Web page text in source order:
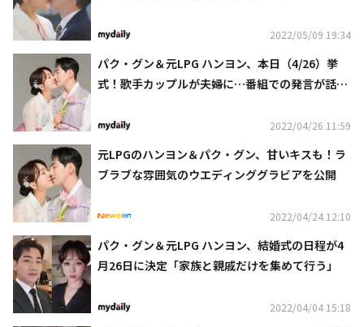
2022/05/09 19:34
パク・グン＆元LPG ハンヨン、本日（4/26）挙
式！歌手カップルが夫婦に…番組での発言が話題
2022/04/26 11:59
元LPGのハンヨン＆パク・グン、甘いキスも！ラ
ブラブな雰囲気のウエディンググラビアを公開
2022/04/24 12:10
パク・グン＆元LPG ハンヨン、結婚式の日程が4
月26日に決定「家族と親戚だけを集めて行う」
2022/04/04 15:18